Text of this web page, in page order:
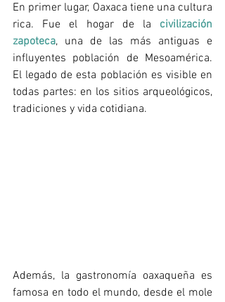
En primer lugar, Oaxaca tiene una cultura
rica. Fue el hogar de la civilización
zapoteca, una de las más antiguas e
influyentes población de Mesoamérica.
El legado de esta población es visible en
todas partes: en los sitios arqueológicos,
tradiciones y vida cotidiana.
Además, la gastronomía oaxaqueña es
famosa en todo el mundo, desde el mole